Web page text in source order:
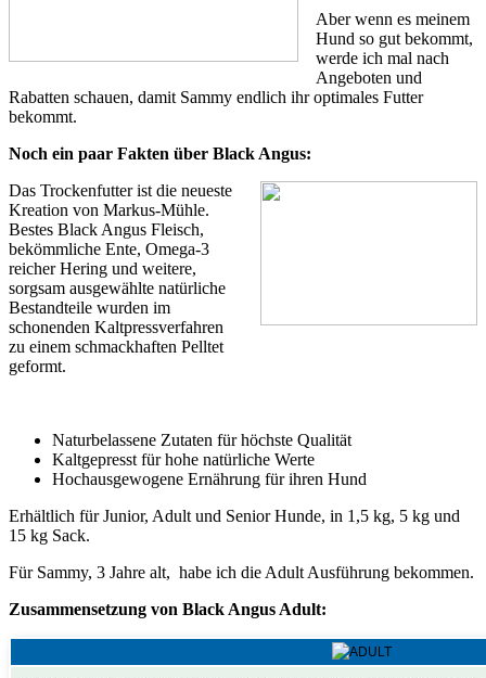
Aber wenn es meinem
Hund so gut bekommt,
werde ich mal nach
Angeboten und
Rabatten schauen, damit Sammy endlich ihr optimales Futter
bekommt.
Noch ein paar Fakten über Black Angus:
Das Trockenfutter ist die neueste
Kreation von Markus-Mühle.
Bestes Black Angus Fleisch,
bekömmliche Ente, Omega-3
reicher Hering und weitere,
sorgsam ausgewählte natürliche
Bestandteile wurden im
schonenden Kaltpressverfahren
zu einem schmackhaften Pelltet
geformt.
Naturbelassene Zutaten für höchste Qualität
Kaltgepresst für hohe natürliche Werte
Hochausgewogene Ernährung für ihren Hund
Erhältlich für Junior, Adult und Senior Hunde, in 1,5 kg, 5 kg und
15 kg Sack.
Für Sammy, 3 Jahre alt, habe ich die Adult Ausführung bekommen.
Zusammensetzung von Black Angus Adult: